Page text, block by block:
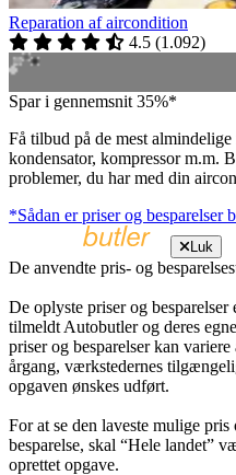
Reparation af aircondition
4.5 (1.092)
Spar i gennemsnit 35%*
Få tilbud på de mest
kondensator, kompressor m.m.
problemer, du har med din
*Sådan er priser og besparelser
Luk
De anvendte pris- og
De oplyste priser og
tilmeldt Autobutler og deres
priser og besparelser kan
årgang, værkstedernes
opgaven ønskes udført.
For at se den laveste mulige
besparelse, skal “Hele landet”
oprettet opgave.